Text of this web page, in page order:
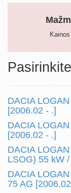
DACIA
[2006.02 - .]
DACIA
[2006.02 - .]
DACIA
LSOG) 55 kW
DACIA
75 AG